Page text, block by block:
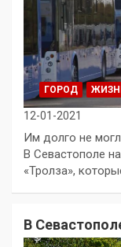
ГОРОД
12-01-2021
Им долго не
В Севастополе
«Тролза»,
В